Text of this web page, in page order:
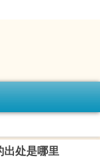
出处是哪里